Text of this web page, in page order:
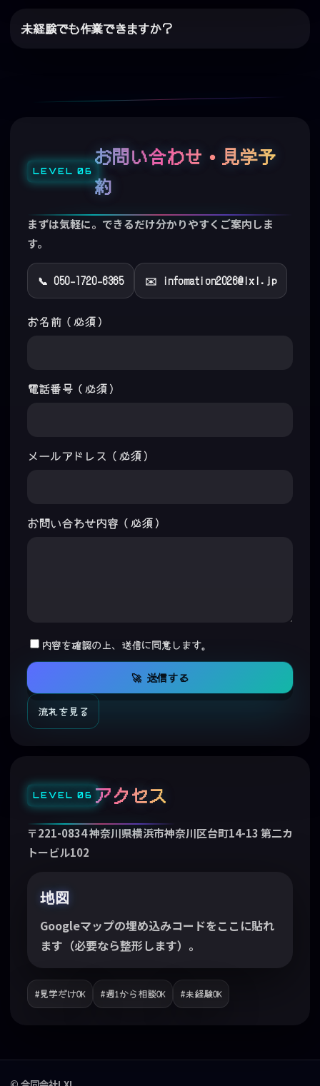
未経験でも作業できますか？
お問い合わせ・見学予
約
まずは気軽に。できるだけ分かりやすくご案内しま
す。
📞 050-1720-6365 ✉️ infomation2026@lxl.jp
お名前（必須）
電話番号（必須）
メールアドレス（必須）
お問い合わせ内容（必須）
内容を確認の上、送信に同意します。
🚀 送信する
流れを見る
アクセス
〒221-0834 神奈川県横浜市神奈川区台町14-13 第二カ
トービル102
地図
Googleマップの埋め込みコードをここに貼れ
ます（必要なら整形します）。
#見学だけOK #週1から相談OK #未経験OK